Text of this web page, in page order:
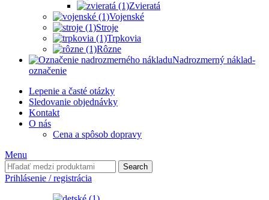
Zvieratá
Vojenské
Stroje
Trpkovia
Rôzne
Nadrozmerný náklad-
označenie
Lepenie a časté otázky
Sledovanie objednávky
Kontakt
O nás
Cena a spôsob dopravy
Menu
Search
Prihlásenie / registrácia